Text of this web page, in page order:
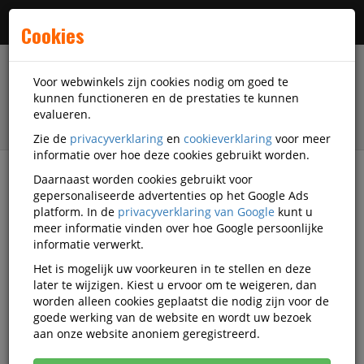
filter
Accessoires Game accessoires Gaming muis
Gaming muis
Populariteit
Cookies
Voor webwinkels zijn cookies nodig om goed te
kunnen functioneren en de prestaties te kunnen
evalueren.
Zie de privacyverklaring en cookieverklaring voor meer
informatie over hoe deze cookies gebruikt worden.
Daarnaast worden cookies gebruikt voor
gepersonaliseerde advertenties op het Google Ads
platform. In de privacyverklaring van Google kunt u
meer informatie vinden over hoe Google persoonlijke
informatie verwerkt.
Het is mogelijk uw voorkeuren in te stellen en deze
later te wijzigen. Kiest u ervoor om te weigeren, dan
worden alleen cookies geplaatst die nodig zijn voor de
goede werking van de website en wordt uw bezoek
aan onze website anoniem geregistreerd.